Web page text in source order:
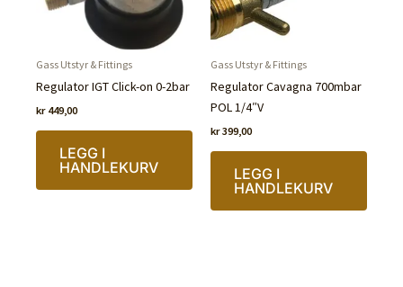
Gass Utstyr & Fittings
Regulator IGT Click-on 0-2bar
kr449,00
LEGG I
HANDLEKURV
Gass Utstyr & Fittings
Regulator Cavagna 700mbar
POL 1/4″V
kr399,00
LEGG I
HANDLEKURV